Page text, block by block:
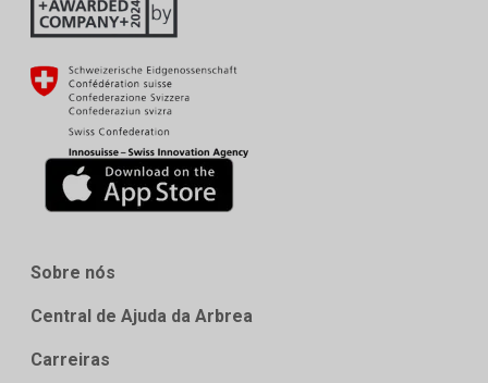
Sobre nós
Central de Ajuda da Arbrea
Carreiras